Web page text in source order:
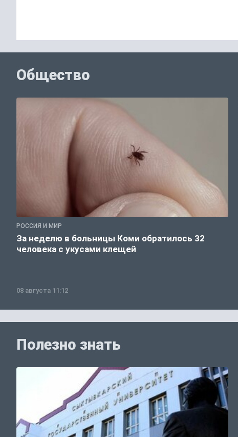
Общество
РОССИЯ И МИР
За неделю в больницы Коми обратилось 32
человека с укусами клещей
08 августа 11:12
Полезно знать